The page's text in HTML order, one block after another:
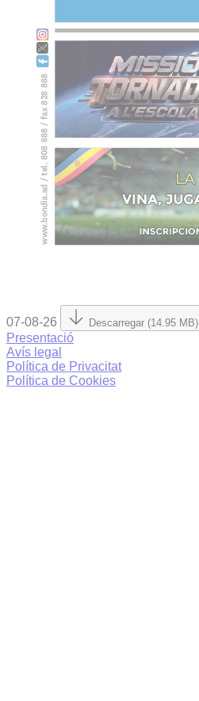
07-08-26 Descarregar (14.95 MB)
Presentació
Avís legal
Política de Privacitat
Política de Cookies